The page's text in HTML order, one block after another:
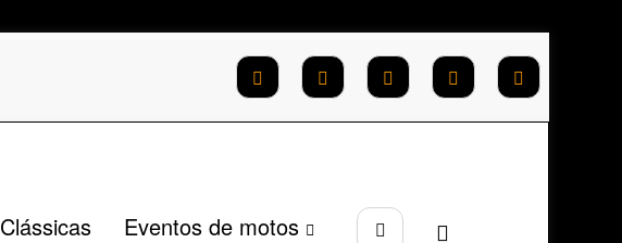
Clássicas Eventos de motos